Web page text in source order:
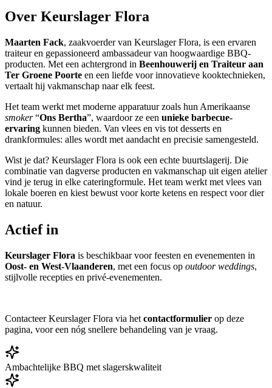
Over Keurslager Flora
Maarten Fack, zaakvoerder van Keurslager Flora, is een ervaren
traiteur en gepassioneerd ambassadeur van hoogwaardige BBQ-
producten. Met een achtergrond in Beenhouwerij en Traiteur aan
Ter Groene Poorte en een liefde voor innovatieve kooktechnieken,
vertaalt hij vakmanschap naar elk feest.
Het team werkt met moderne apparatuur zoals hun Amerikaanse
smoker“Ons Bertha”, waardoor ze een unieke barbecue-
ervaring kunnen bieden. Van vlees en vis tot desserts en
drankformules: alles wordt met aandacht en precisie samengesteld.
Wist je dat? Keurslager Flora is ook een echte buurtslagerij. Die
combinatie van dagverse producten en vakmanschap uit eigen atelier
vind je terug in elke cateringformule. Het team werkt met vlees van
lokale boeren en kiest bewust voor korte ketens en respect voor dier
en natuur.
Actief in
Keurslager Flora is beschikbaar voor feesten en evenementen in
Oost- en West-Vlaanderen, met een focus op outdoor weddings,
stijlvolle recepties en privé-evenementen.
Contacteer Keurslager Flora via het contactformulier op deze
pagina, voor een nóg snellere behandeling van je vraag.
Ambachtelijke BBQ met slagerskwaliteit